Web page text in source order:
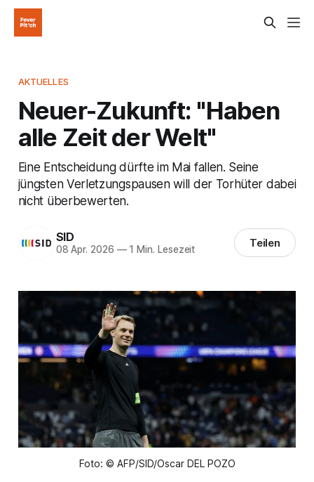
AKTUELLES
Neuer-Zukunft: "Haben
alle Zeit der Welt"
Eine Entscheidung dürfte im Mai fallen. Seine
jüngsten Verletzungspausen will der Torhüter dabei
nicht überbewerten.
SID
08 Apr. 2026 —1 Min. Lesezeit Teilen
Foto: © AFP/SID/Oscar DEL POZO